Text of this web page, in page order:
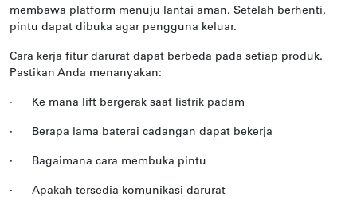
membawa platform menuju lantai aman. Setelah berhenti,
pintu dapat dibuka agar pengguna keluar.
Cara kerja fitur darurat dapat berbeda pada setiap produk.
Pastikan Anda menanyakan:
· Ke mana lift bergerak saat listrik padam
· Berapa lama baterai cadangan dapat bekerja
· Bagaimana cara membuka pintu
· Apakah tersedia komunikasi darurat